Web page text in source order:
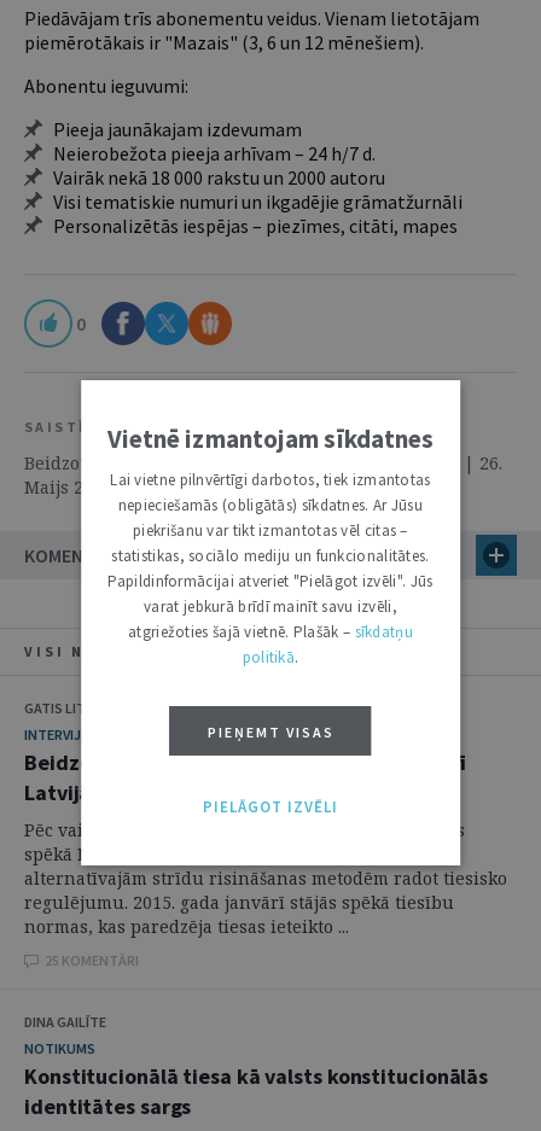
Piedāvājam trīs abonementu veidus. Vienam lietotājam
piemērotākais ir "Mazais" (3, 6 un 12 mēnešiem).
Abonentu ieguvumi:
Pieeja jaunākajam izdevumam
Neierobežota pieeja arhīvam – 24 h/7 d.
Vairāk nekā 18 000 rakstu un 2000 autoru
Visi tematiskie numuri un ikgadējie grāmatžurnāli
Personalizētās iespējas – piezīmes, citāti, mapes
0
SAISTĪTIE RESURSI
Beidzot tiesas ieteiktā mediācija darbojas arī Latvijā | 26.
Maijs 2015 | Intervija
KOMENTĀRI
VISI NUMURA RAKSTI
GATIS LITVINS
INTERVIJA
Beidzot tiesas ieteiktā mediācija darbojas arī
Latvijā
Pēc vairāku gadu diskusijām 2014. gada jūnijā stājās
spēkā Mediācijas likums, tādējādi vienai no
alternatīvajām strīdu risināšanas metodēm radot tiesisko
regulējumu. 2015. gada janvārī stājās spēkā tiesību
normas, kas paredzēja tiesas ieteikto ...
25 KOMENTĀRI
DINA GAILĪTE
NOTIKUMS
Konstitucionālā tiesa kā valsts konstitucionālās
identitātes sargs
Vietnē izmantojam sīkdatnes
Lai vietne pilnvērtīgi darbotos, tiek izmantotas
nepieciešamās (obligātās) sīkdatnes. Ar Jūsu
piekrišanu var tikt izmantotas vēl citas –
statistikas, sociālo mediju un funkcionalitātes.
Papildinformācijai atveriet "Pielāgot izvēli". Jūs
varat jebkurā brīdī mainīt savu izvēli,
atgriežoties šajā vietnē. Plašāk – sīkdatņu
politikā.
PIEŅEMT VISAS
PIELĀGOT IZVĒLI